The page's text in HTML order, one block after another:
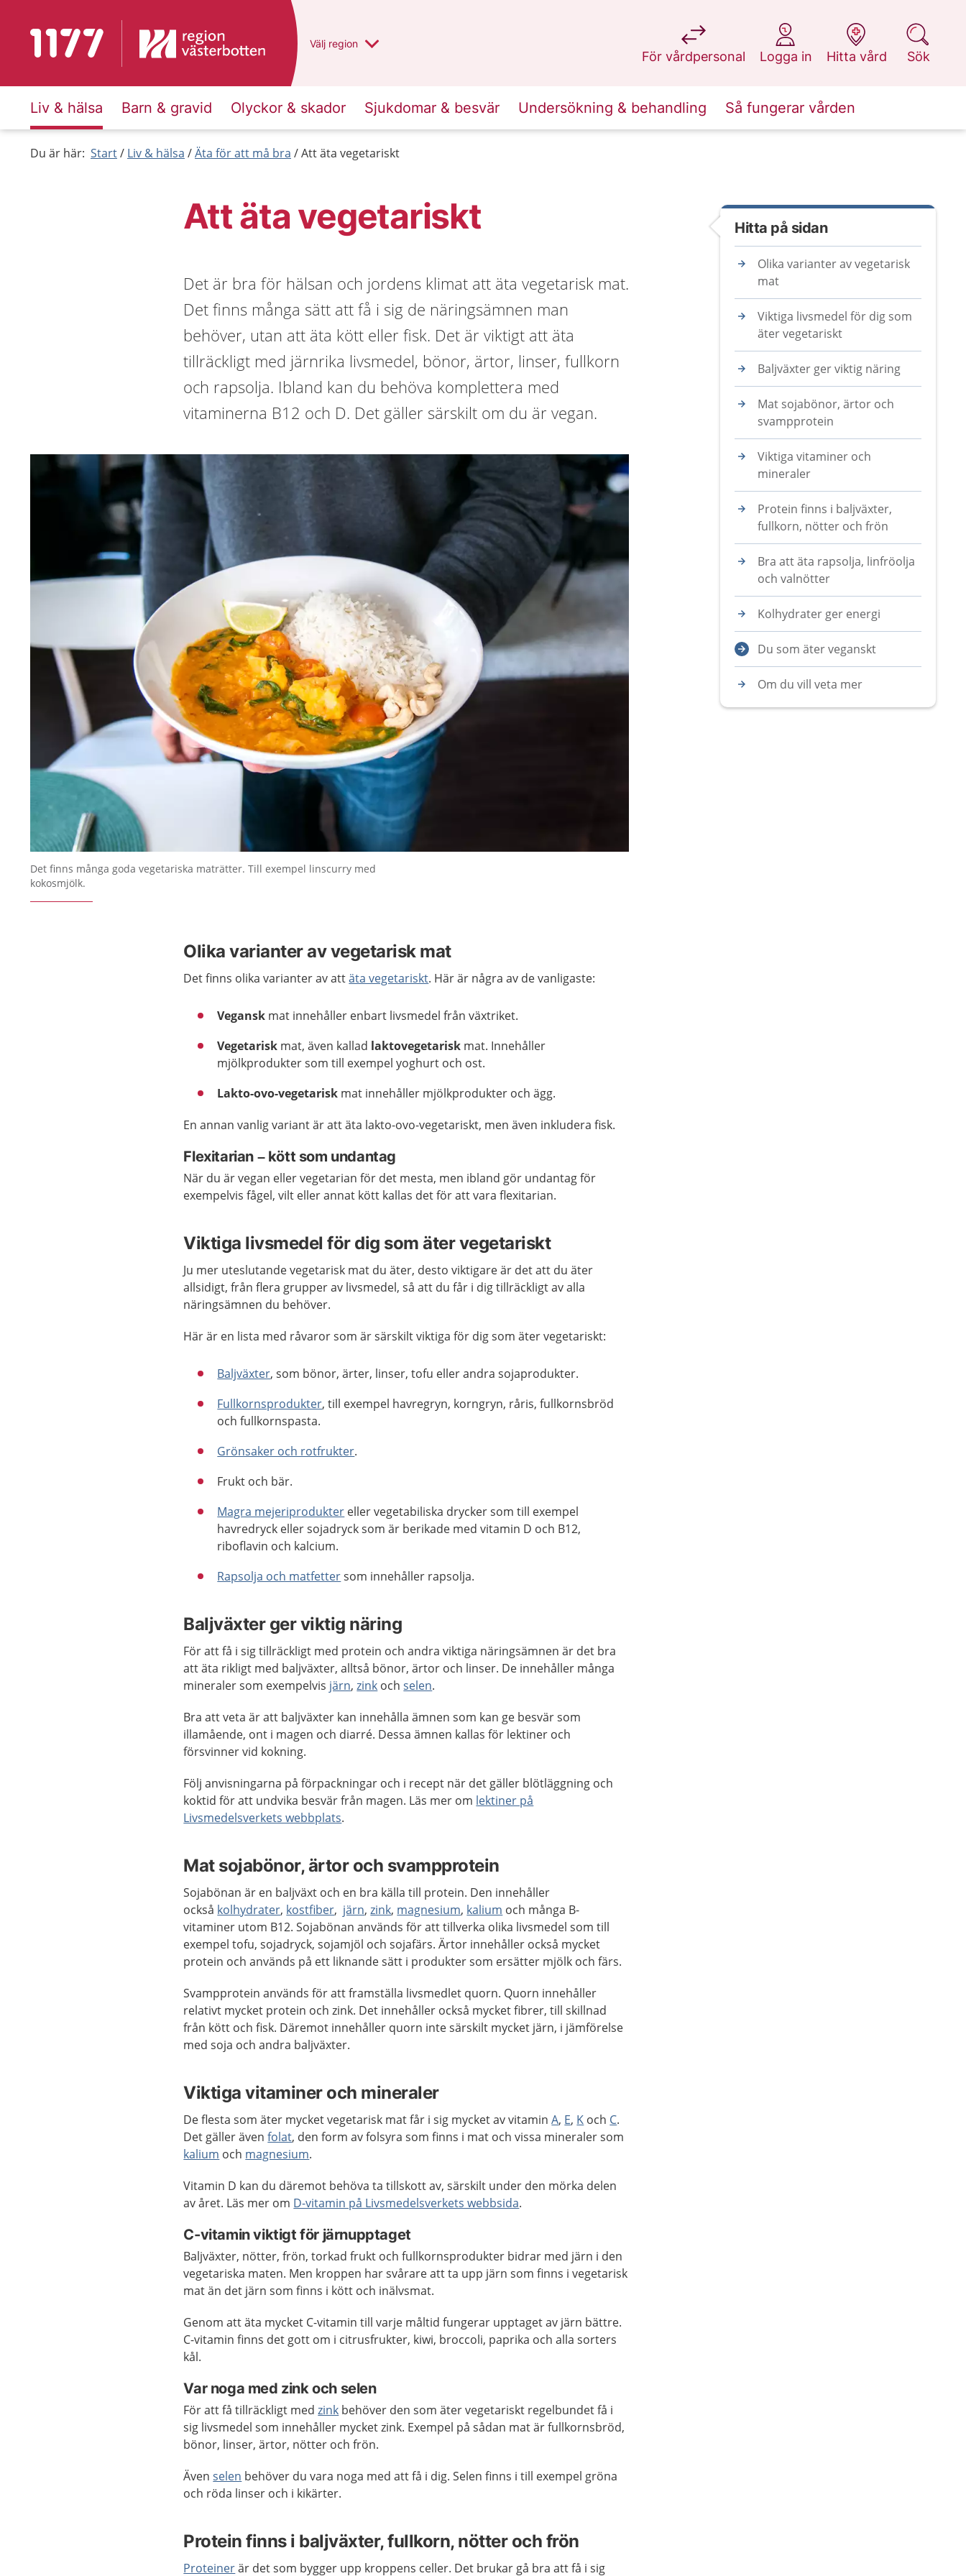
Till startsidan för 1177 Du har valt region
Välj en annan
region
För vårdpersonal
på 1177.se
Logga in
på 1177.se
Hitta vård
på 1177.se
Sök
på 1177.se
Liv & hälsa Barn & gravid Olyckor & skador Sjukdomar & besvär Undersökning & behandling Så fungerar vården
Du är här: Start Liv & hälsa Äta för att må bra Att äta vegetariskt
Att äta vegetariskt
Det är bra för hälsan och jordens klimat att äta vegetarisk mat.
Det finns många sätt att få i sig de näringsämnen man
behöver, utan att äta kött eller fisk. Det är viktigt att äta
tillräckligt med järnrika livsmedel, bönor, ärtor, linser, fullkorn
och rapsolja. Ibland kan du behöva komplettera med
vitaminerna B12 och D. Det gäller särskilt om du är vegan.
Det finns många goda vegetariska maträtter. Till exempel linscurry med
kokosmjölk.
Olika varianter av vegetarisk mat
Det finns olika varianter av attäta vegetariskt. Här är några av de vanligaste:
Vegansk mat innehåller enbart livsmedel från växtriket.
Vegetarisk mat, även kallad laktovegetarisk mat. Innehåller
mjölkprodukter som till exempel yoghurt och ost.
Lakto-ovo-vegetarisk mat innehåller mjölkprodukter och ägg.
En annan vanlig variant är att äta lakto-ovo-vegetariskt, men även inkludera fisk.
Flexitarian – kött som undantag
När du är vegan eller vegetarian för det mesta, men ibland gör undantag för
exempelvis fågel, vilt eller annat kött kallas det för att vara flexitarian.
Viktiga livsmedel för dig som äter vegetariskt
Ju mer uteslutande vegetarisk mat du äter, desto viktigare är det att du äter
allsidigt, från flera grupper av livsmedel, så att du får i dig tillräckligt av alla
näringsämnen du behöver.
Här är en lista med råvaror som är särskilt viktiga för dig som äter vegetariskt:
Baljväxter, som bönor, ärter, linser, tofu eller andra sojaprodukter.
Fullkornsprodukter, till exempel havregryn, korngryn, råris, fullkornsbröd
och fullkornspasta.
Grönsaker och rotfrukter.
Frukt och bär.
Magra mejeriprodukter eller vegetabiliska drycker som till exempel
havredryck eller sojadryck som är berikade med vitamin D och B12,
riboflavin och kalcium.
Rapsolja och matfettersom innehåller rapsolja.
Baljväxter ger viktig näring
För att få i sig tillräckligt med protein och andra viktiga näringsämnen är det bra
att äta rikligt med baljväxter, alltså bönor, ärtor och linser. De innehåller många
mineraler som exempelvis järn,zink ochselen.
Bra att veta är att baljväxter kan innehålla ämnen som kan ge besvär som
illamående, ont i magen och diarré. Dessa ämnen kallas för lektiner och
försvinner vid kokning.
Följ anvisningarna på förpackningar och i recept när det gäller blötläggning och
koktid för att undvika besvär från magen. Läs mer om lektiner på
Livsmedelsverkets webbplats.
Mat sojabönor, ärtor och svampprotein
Sojabönan är en baljväxt och en bra källa till protein. Den innehåller
också kolhydrater, kostfiber, järn,zink, magnesium, kalium och många B-
vitaminer utom B12. Sojabönan används för att tillverka olika livsmedel som till
exempel tofu, sojadryck, sojamjöl och sojafärs. Ärtor innehåller också mycket
protein och används på ett liknande sätt i produkter som ersätter mjölk och färs.
Svampprotein används för att framställa livsmedlet quorn. Quorn innehåller
relativt mycket protein och zink. Det innehåller också mycket fibrer, till skillnad
från kött och fisk. Däremot innehåller quorn inte särskilt mycket järn, i jämförelse
med soja och andra baljväxter.
Viktiga vitaminer och mineraler
De flesta som äter mycket vegetarisk mat får i sig mycket av vitaminA, E, K och C.
Det gäller ävenfolat, den form av folsyra som finns i mat och vissa mineraler som
kalium och magnesium.
Vitamin D kan du däremot behöva ta tillskott av, särskilt under den mörka delen
av året. Läs mer om D-vitamin på Livsmedelsverkets webbsida.
C-vitamin viktigt för järnupptaget
Baljväxter, nötter, frön, torkad frukt och fullkornsprodukter bidrar med järn i den
vegetariska maten. Men kroppen har svårare att ta upp järn som finns i vegetarisk
mat än det järn som finns i kött och inälvsmat.
Genom att äta mycket C-vitamin till varje måltid fungerar upptaget av järn bättre.
C-vitamin finns det gott om i citrusfrukter, kiwi, broccoli, paprika och alla sorters
kål.
Var noga med zink och selen
För att få tillräckligt medzink behöver den som äter vegetariskt regelbundet få i
sig livsmedel som innehåller mycket zink. Exempel på sådan mat är fullkornsbröd,
bönor, linser, ärtor, nötter och frön.
Ävenselen behöver du vara noga med att få i dig. Selen finns i till exempel gröna
och röda linser och i kikärter.
Protein finns i baljväxter, fullkorn, nötter och frön
Proteinerär det som bygger upp kroppens celler. Det brukar gå bra att få i sig
Hitta på sidan
Olika varianter av vegetarisk
mat
Viktiga livsmedel för dig som
äter vegetariskt
Baljväxter ger viktig näring
Mat sojabönor, ärtor och
svampprotein
Viktiga vitaminer och
mineraler
Protein finns i baljväxter,
fullkorn, nötter och frön
Bra att äta rapsolja, linfröolja
och valnötter
Kolhydrater ger energi
Du som äter veganskt
Om du vill veta mer